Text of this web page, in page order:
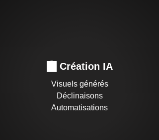
Création IA
Visuels générés
Déclinaisons
Automatisations